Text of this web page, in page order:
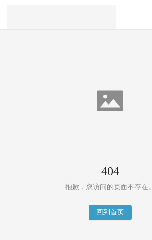
404
抱歉，您访问的页面不存在。
回到首页